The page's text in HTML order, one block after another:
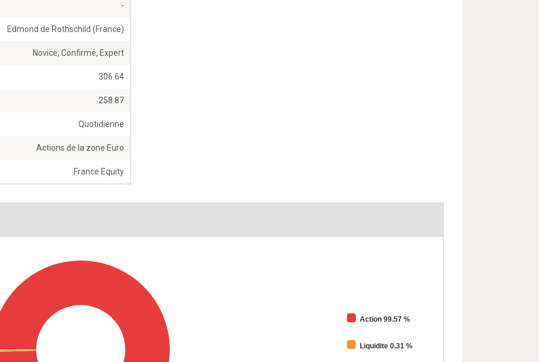
-
Edmond de Rothschild (France)
Novice, Confirmé, Expert
306.64
258.87
Quotidienne
Actions de la zone Euro
France Equity
Action 99.57 %
Liquidite 0.31 %